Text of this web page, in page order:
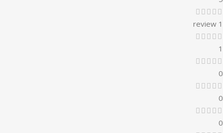
1 review
1
0
0
0